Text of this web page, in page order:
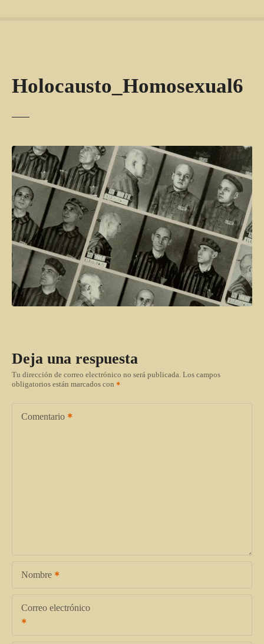
Holocausto_Homosexual6
Deja una respuesta
Tu dirección de correo electrónico no será publicada. Los campos
obligatorios están marcados con
Comentario
Nombre
Correo electrónico